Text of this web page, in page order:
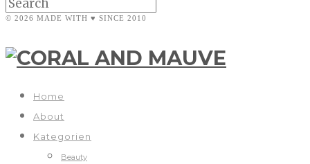
© 2026 MADE WITH ♥ SINCE 2010
Home
About
Kategorien
Beauty